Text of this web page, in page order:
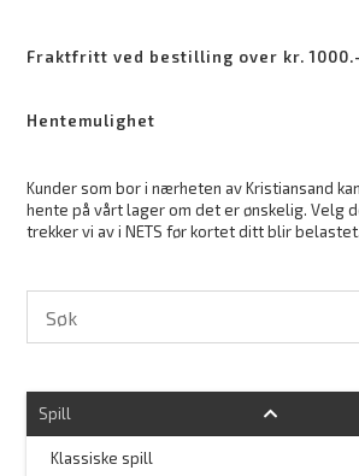
Fraktfritt ved bestilling over kr. 1000.-
Hentemulighet
Kunder som bor i nærheten av Kristiansand
hente på vårt lager om det er ønskelig. Velg
trekker vi av i NETS før kortet ditt blir belastet.
Spill
Klassiske spill